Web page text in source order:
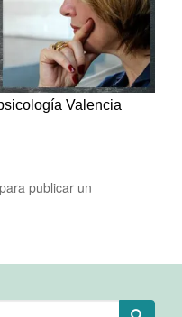
Valencia
para publicar un